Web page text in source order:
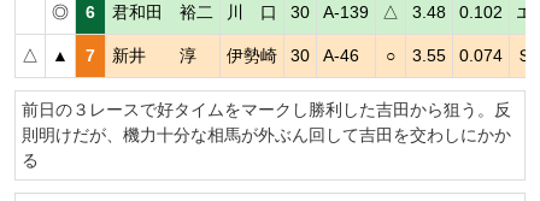
◎ 6 君和田 裕二 川 口 30 A-139 △ 3.48 0.102 エ
△ ▲ 7 新井 淳 伊勢崎 30 A-46 ○ 3.55 0.074 Ｓ
前日の３レースで好タイムをマークし勝利した吉田から狙う。反
則明けだが、機力十分な相馬が外ぶん回して吉田を交わしにかか
る